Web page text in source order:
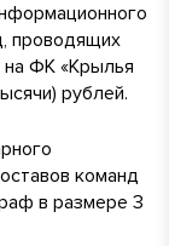
проводящих
на ФК «Крылья
рублей.
команд
в размере 3